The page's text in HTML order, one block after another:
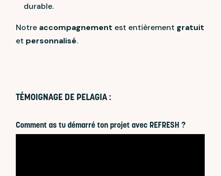
durable.
Notre accompagnement est entièrement gratuit
et personnalisé.
TÉMOIGNAGE DE PELAGIA :
Comment as tu démarré ton projet avec REFRESH ?